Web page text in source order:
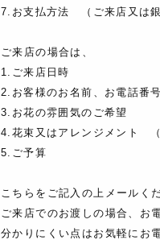
7.お支払方法 （ご来店又は
ご来店の場合は、
1.ご来店日時
2.お客様のお名前、お電話番
3.お花の雰囲気のご希望
4.花束又はアレンジメント
5.ご予算
こちらをご記入の上メール
ご来店でのお渡しの場合、お
分かりにくい点はお気軽にお